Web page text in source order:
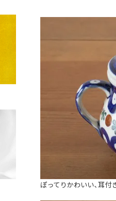
ぽってりかわいい、耳